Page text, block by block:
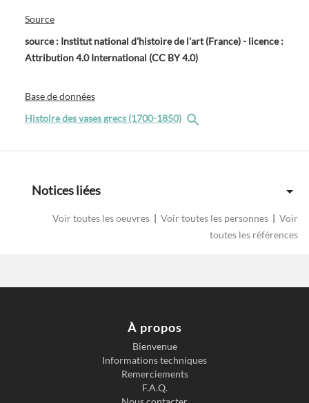
Source
source : Institut national d'histoire de l'art (France) - licence :
Attribution 4.0 International (CC BY 4.0)
Base de données
Histoire des vases grecs (1700-1850)
Notices liées
Voir toutes les oeuvres | Voir toutes les personnes | Voir
toutes les références
À propos
Bienvenue
Informations techniques
Remerciements
F.A.Q.